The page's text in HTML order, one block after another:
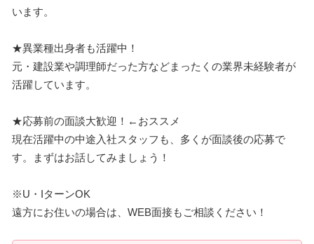
います。
★異業種出身者も活躍中！
元・建設業や調理師だった方などまったくの業界未経験者が
活躍しています。
★応募前の面談大歓迎！←おススメ
現在活躍中の中途入社スタッフも、多くが面談後の応募で
す。まずはお話してみましょう！
※U・IターンOK
遠方にお住いの場合は、WEB面接もご相談ください！